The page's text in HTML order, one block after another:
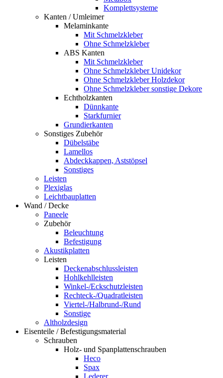
Komplettsysteme
Kanten / Umleimer
Melaminkante
Mit Schmelzkleber
Ohne Schmelzkleber
ABS Kanten
Mit Schmelzkleber
Ohne Schmelzkleber Unidekor
Ohne Schmelzkleber Holzdekor
Ohne Schmelzkleber sonstige Dekore
Echtholzkanten
Dünnkante
Starkfurnier
Grundierkanten
Sonstiges Zubehör
Dübelstäbe
Lamellos
Abdeckkappen, Aststöpsel
Sonstiges
Leisten
Plexiglas
Leichtbauplatten
Wand / Decke
Paneele
Zubehör
Beleuchtung
Befestigung
Akustikplatten
Leisten
Deckenabschlussleisten
Hohlkehlleisten
Winkel-/Eckschutzleisten
Rechteck-/Quadratleisten
Viertel-/Halbrund-/Rund
Sonstige
Altholzdesign
Eisenteile / Befestigungsmaterial
Schrauben
Holz- und Spanplattenschrauben
Heco
Spax